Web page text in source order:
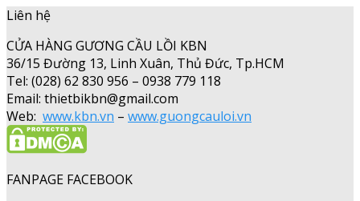
Liên hệ
CỬA HÀNG GƯƠNG CẦU LỒI KBN
36/15 Đường 13, Linh Xuân, Thủ Đức, Tp.HCM
Tel: (028) 62 830 956 – 0938 779 118
Email: thietbikbn@gmail.com
Web: www.kbn.vn – www.guongcauloi.vn
FANPAGE FACEBOOK